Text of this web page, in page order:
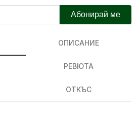
Абонирай ме
ОПИСАНИЕ
РЕВЮТА
ОТКЪС